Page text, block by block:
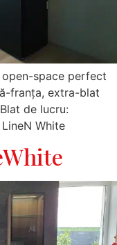
space perfect
franța, extra-blat
de lucru:
White